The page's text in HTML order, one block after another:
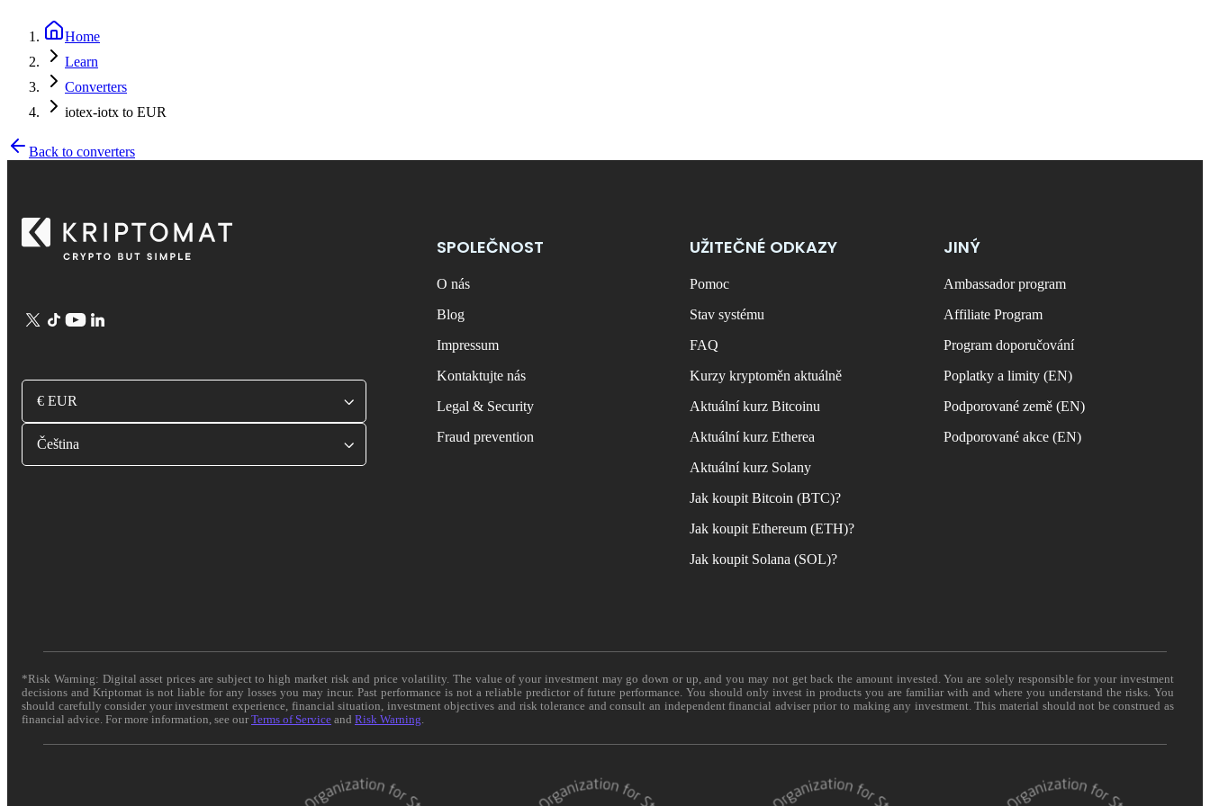
Home
Learn
Converters
iotex-iotx to EUR
Back to converters
€ EUR
Čeština
SPOLEČNOST
O nás
Blog
Impressum
Kontaktujte nás
Legal & Security
Fraud prevention
UŽITEČNÉ ODKAZY
Pomoc
Stav systému
FAQ
Kurzy kryptoměn aktuálně
Aktuální kurz Bitcoinu
Aktuální kurz Etherea
Aktuální kurz Solany
Jak koupit Bitcoin (BTC)?
Jak koupit Ethereum (ETH)?
Jak koupit Solana (SOL)?
JINÝ
Ambassador program
Affiliate Program
Program doporučování
Poplatky a limity (EN)
Podporované země (EN)
Podporované akce (EN)
*Risk Warning: Digital asset prices are subject to high market risk and price volatility. The value of your investment may go down or up, and you may not get back the amount invested. You are solely responsible for your investment
decisions and Kriptomat is not liable for any losses you may incur. Past performance is not a reliable predictor of future performance. You should only invest in products you are familiar with and where you understand the risks. You
should carefully consider your investment experience, financial situation, investment objectives and risk tolerance and consult an independent financial adviser prior to making any investment. This material should not be construed as
financial advice. For more information, see ourTerms of Service and Risk Warning